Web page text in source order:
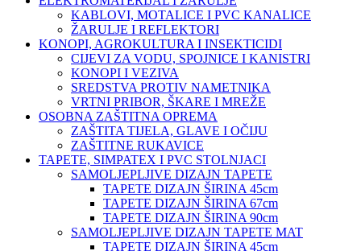
KABLOVI, MOTALICE I PVC KANALICE
ŽARULJE I REFLEKTORI
KONOPI, AGROKULTURA I INSEKTICIDI
CIJEVI ZA VODU, SPOJNICE I KANISTRI
KONOPI I VEZIVA
SREDSTVA PROTIV NAMETNIKA
VRTNI PRIBOR, ŠKARE I MREŽE
OSOBNA ZAŠTITNA OPREMA
ZAŠTITA TIJELA, GLAVE I OČIJU
ZAŠTITNE RUKAVICE
TAPETE, SIMPATEX I PVC STOLNJACI
SAMOLJEPLJIVE DIZAJN TAPETE
TAPETE DIZAJN ŠIRINA 45cm
TAPETE DIZAJN ŠIRINA 67cm
TAPETE DIZAJN ŠIRINA 90cm
SAMOLJEPLJIVE DIZAJN TAPETE MAT
TAPETE DIZAJN ŠIRINA 45cm